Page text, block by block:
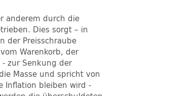
anderem durch die
Dies sorgt – in
der Preisschraube
Warenkorb, der
zur Senkung der
Masse und spricht von
Inflation bleiben wird -